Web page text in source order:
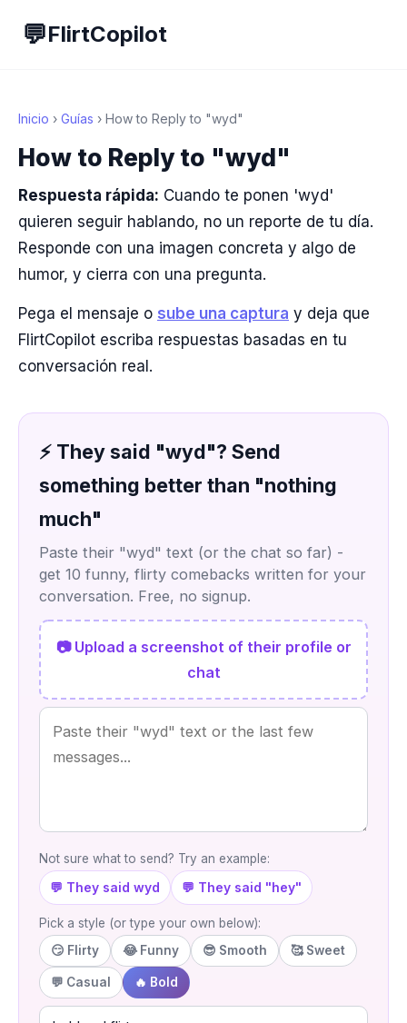
💬FlirtCopilot
Inicio › Guías › How to Reply to "wyd"
How to Reply to "wyd"
Respuesta rápida: Cuando te ponen 'wyd'
quieren seguir hablando, no un reporte de tu día.
Responde con una imagen concreta y algo de
humor, y cierra con una pregunta.
Pega el mensaje o sube una captura y deja que
FlirtCopilot escriba respuestas basadas en tu
conversación real.
⚡ They said "wyd"? Send
something better than "nothing
much"
Paste their "wyd" text (or the chat so far) -
get 10 funny, flirty comebacks written for your
conversation. Free, no signup.
📷 Upload a screenshot of their profile or
chat
Not sure what to send? Try an example:
💬 They said wyd 💬 They said "hey"
Pick a style (or type your own below):
😏 Flirty
😂 Funny 😎 Smooth 🥰 Sweet
💬 Casual 🔥 Bold